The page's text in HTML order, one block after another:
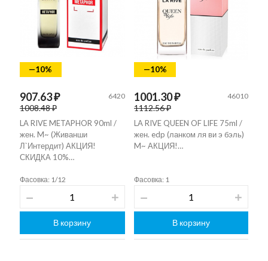
—10%
907.63 ₽
1008.48 ₽
6420
LA RIVE METAPHOR 90ml /
жен. M~ (Живанши
Л`Интердит) АКЦИЯ!
СКИДКА 10%…
Фасовка: 1/12
В корзину
—10%
1001.30 ₽
1112.56 ₽
46010
LA RIVE QUEEN OF LIFE 75ml /
жен. edp (ланком ля ви э бэль)
M~ АКЦИЯ!…
Фасовка: 1
В корзину